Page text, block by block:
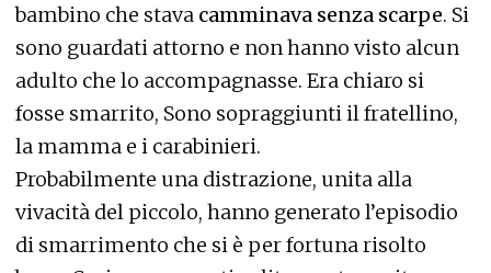
bambino che stava camminava senza scarpe. Si
sono guardati attorno e non hanno visto alcun
adulto che lo accompagnasse. Era chiaro si
fosse smarrito, Sono sopraggiunti il fratellino,
la mamma e i carabinieri.
Probabilmente una distrazione, unita alla
vivacità del piccolo, hanno generato l’episodio
di smarrimento che si è per fortuna risolto